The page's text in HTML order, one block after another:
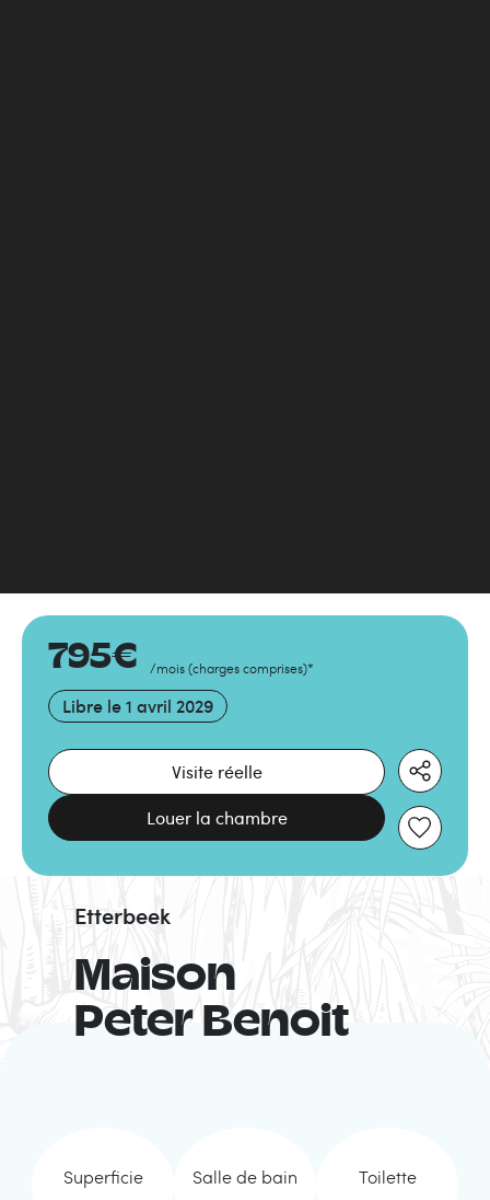
795€ /mois (charges comprises)*
Libre le 1 avril 2029
Visite réelle
Louer la chambre
Maison
Peter Benoit
Etterbeek
Superficie Salle de bain Toilette